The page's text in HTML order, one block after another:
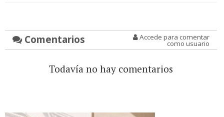
Comentarios Accede para comentar
como usuario
Todavía no hay comentarios